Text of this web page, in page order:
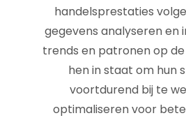
handelsprestaties
gegevens analyseren en
trends en patronen op
hen in staat om hun
voortdurend bij te
optimaliseren voor